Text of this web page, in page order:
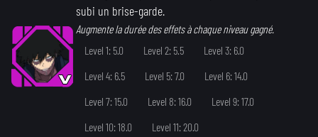
subi un brise-garde.
Augmente la durée des effets à chaque niveau gagné.
Level 1: 5.0
Level 2: 5.5
Level 3: 6.0
Level 4: 6.5
Level 5: 7.0
Level 6: 14.0
Level 7: 15.0
Level 8: 16.0
Level 9: 17.0
Level 10: 18.0
Level 11: 20.0